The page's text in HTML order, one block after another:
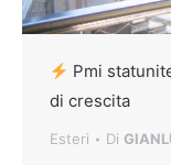
Pmi
di crescita
Esteri Di